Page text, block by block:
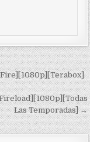
Las Temporadas] →